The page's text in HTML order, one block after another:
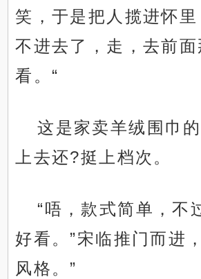
笑，于是把人揽进怀里
不进去了，走，去前
看。“
这是家卖羊绒围巾
上去还?挺上档次。
“唔，款式简单，不
好看。”宋临推门而进
风格。”